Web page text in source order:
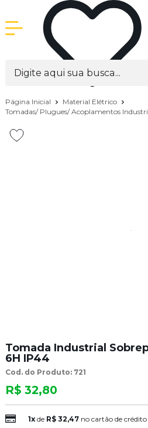
Página Inicial
Material Elétrico
Tomadas/ Plugues/ Acoplamentos
Tomada Industrial
6H IP44
Cod. do Produto: 721
R$ 32,80
1xde R$ 32,47 no cartão de crédito